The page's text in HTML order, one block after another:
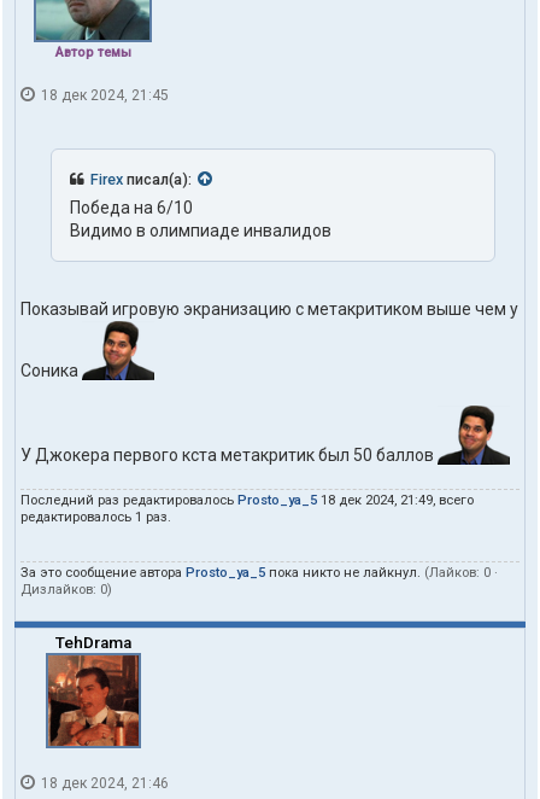
Автор темы
18 дек 2024, 21:45
Firex писал(а):
Победа на 6/10
Видимо в олимпиаде инвалидов
Показывай игровую экранизацию с метакритиком выше чем у
Соника
У Джокера первого кста метакритик был 50 баллов
Последний раз редактировалось Prosto_ya_5 18 дек 2024, 21:49, всего
редактировалось 1 раз.
За это сообщение автора Prosto_ya_5 пока никто не лайкнул. (Лайков: 0 ·
Дизлайков: 0)
TehDrama
18 дек 2024, 21:46